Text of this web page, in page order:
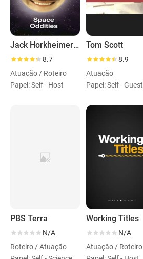
Jack Horkheimer: Star Hustler
8.7
Atuação / Roteiro
Papel: Self - Host
Tom Scott
8.9
Atuação
PBS Terra
N/A
Roteiro / Atuação
Working Titles
N/A
Atuação / Roteiro